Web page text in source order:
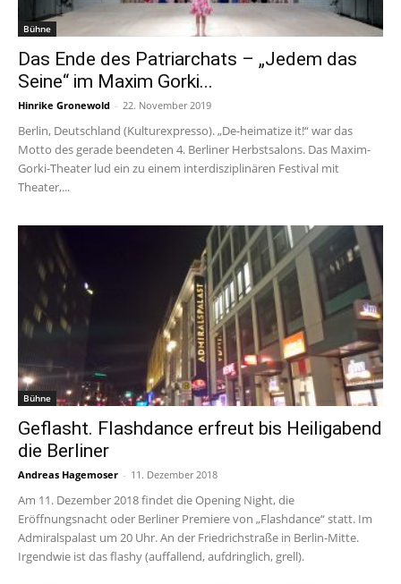
Bühne
Das Ende des Patriarchats – „Jedem das
Seine“ im Maxim Gorki...
Hinrike Gronewold - 22. November 2019
Berlin, Deutschland (Kulturexpresso). „De-heimatize it!“ war das
Motto des gerade beendeten 4. Berliner Herbstsalons. Das Maxim-
Gorki-Theater lud ein zu einem interdisziplinären Festival mit
Theater,...
Bühne
Geflasht. Flashdance erfreut bis Heiligabend
die Berliner
Andreas Hagemoser - 11. Dezember 2018
Am 11. Dezember 2018 findet die Opening Night, die
Eröffnungsnacht oder Berliner Premiere von „Flashdance“ statt. Im
Admiralspalast um 20 Uhr. An der Friedrichstraße in Berlin-Mitte.
Irgendwie ist das flashy (auffallend, aufdringlich, grell).